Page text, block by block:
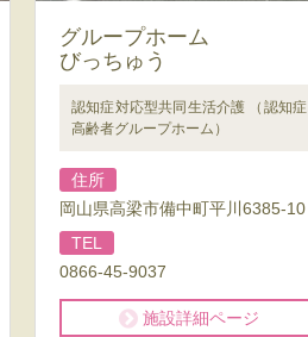
グループホーム
びっちゅう
認知症対応型共同生活介護 （認知症
高齢者グループホーム）
住所
岡山県高梁市備中町平川6385-10
TEL
0866-45-9037
施設詳細ページ